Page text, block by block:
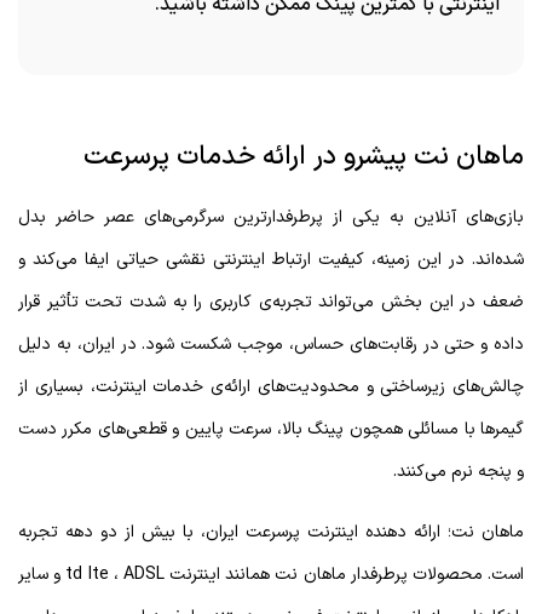
ماهان نت پیشرو در ارائه خدمات پرسرعت
بازی‌های آنلاین به یکی از پرطرفدارترین سرگرمی‌های عصر حاضر بدل
شده‌اند. در این زمینه، کیفیت ارتباط اینترنتی نقشی حیاتی ایفا می‌کند و
ضعف در این بخش می‌تواند تجربه‌ی کاربری را به شدت تحت تأثیر قرار
داده و حتی در رقابت‌های حساس، موجب شکست شود. در ایران، به دلیل
چالش‌های زیرساختی و محدودیت‌های ارائه‌ی خدمات اینترنت، بسیاری از
گیمرها با مسائلی همچون پینگ بالا، سرعت پایین و قطعی‌های مکرر دست
و پنجه نرم می‌کنند.
ماهان نت؛ ارائه دهنده اینترنت پرسرعت ایران، با بیش از دو دهه تجربه
است. محصولات پرطرفدار ماهان نت همانند اینترنت td lte ، ADSL و سایر